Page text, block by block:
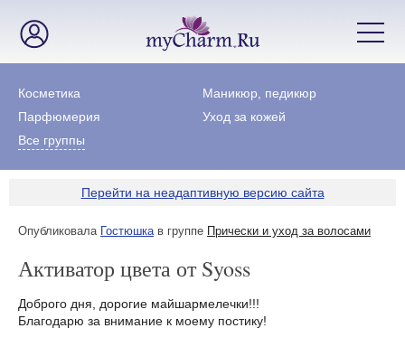
Косметика
Маникюр, педикюр
Парфюмерия
Уход за кожей
Все группы
Перейти на неадаптивную версию сайта
Опубликовала Гостюшкав группе Прически и уход за волосами
Активатор цвета от Syoss
Доброго дня, дорогие майшармелечки!!!
Благодарю за внимание к моему постику!